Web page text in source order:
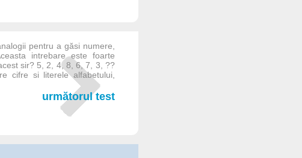
pentru a găsi numere,
intrebare este foarte
sir? 5, 2, 4, 8, 6, 7, 3, ??
cifre si literele alfabetului,
următorul test